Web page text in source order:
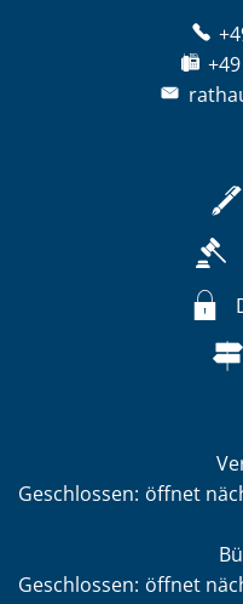
Klicken, um weitere
Geschlossen: öffnet
Klicken, um weitere
Geschlossen: öffnet